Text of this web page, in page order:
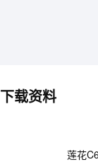
下载资料
莲花